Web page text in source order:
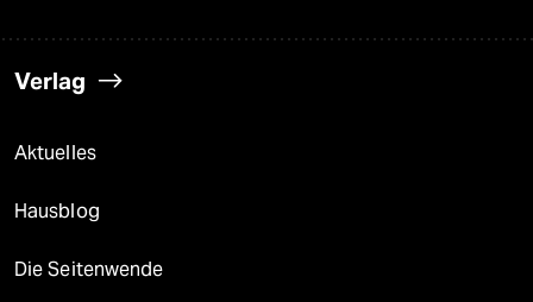
Verlag
Aktuelles
Hausblog
Die Seitenwende